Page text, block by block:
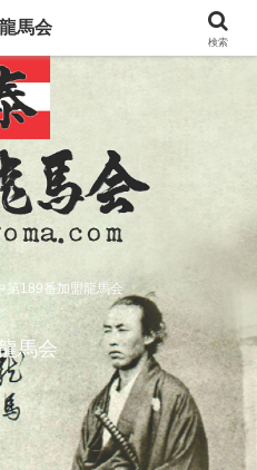
第189番加盟龍馬会
馬会
馬会
検索